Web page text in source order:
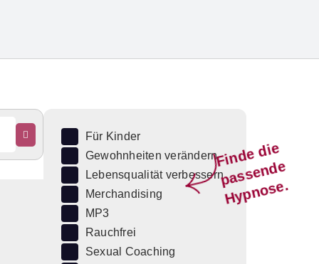
Fi
n
d
e
di
e
p
a
s
s
e
n
d
e
H
y
p
n
o
s
e.
Für Kinder
Gewohnheiten verändern
Lebensqualität verbessern
Merchandising
MP3
Rauchfrei
Sexual Coaching